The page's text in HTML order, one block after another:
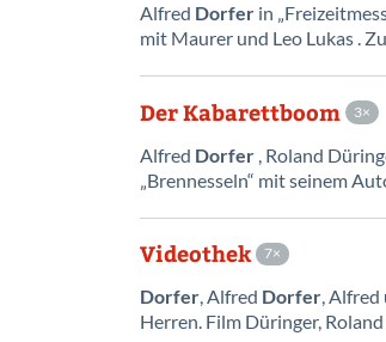
Alfred Dorfer in
mit Maurer und Leo Lukas .
Der Kabarettboom 3
Alfred Dorfer , Roland
„Brennesseln“ mit seinem
Videothek 7
Dorfer, Alfred Dorfer, Alfred
Herren. Film Düringer,